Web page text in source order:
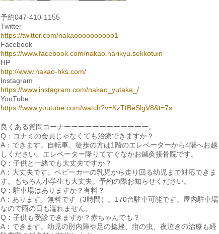
予約047-410-1155
Twitter
https://twitter.com/nakaoooooooooo1
Facebook
https://www.facebook.com/nakao.harikyu.sekkotuin
HP
http://www.nakao-hks.com/
Instagram
https://www.instagram.com/nakao_yutaka_/
YouTube
https://www.youtube.com/watch?v=KzTtBeSlgV8&t=7s
良くある質問コーナーーーーーーーーーーーー。
Q：コナミの会員じゃなくても治療できますか？
A：できます。自転車、徒歩の方は1階のエレベーターから4階へお越
しください。エレベーター降りてすぐなかお鍼灸接骨院です。
Q：子供と一緒でも大丈夫ですか？
A：大丈夫です。ベビーカーの乳児から走り回る幼児まで対応できま
す。もちろん小学生も大丈夫。予約の際お知らせください。
Q：駐車場はありますか？有料？
A：あります。無料です（3時間）。170台駐車可能です。屋内駐車場
なので雨の日も濡れません。
Q：子供も受診できますか？赤ちゃんでも？
A：できます。幼児の肘内障や足の捻挫、疳の虫、夜泣きの治療も経